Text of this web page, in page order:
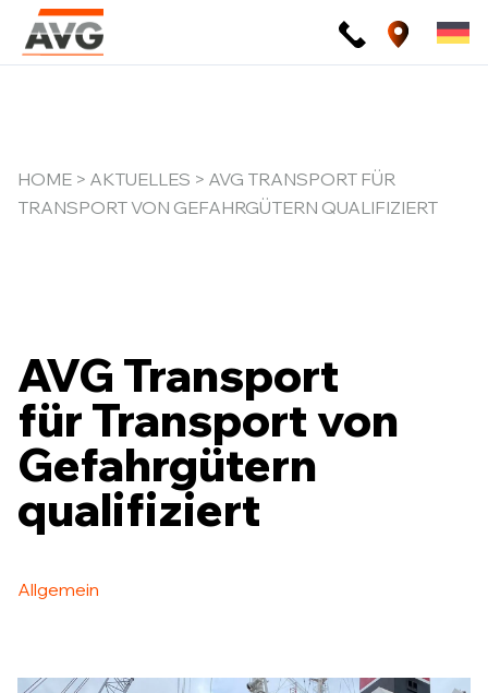
Inhalt
springen
HOME > AKTUELLES > AVG TRANSPORT FÜR
TRANSPORT VON GEFAHRGÜTERN QUALIFIZIERT
AVG Transport
für Transport von
Gefahrgütern
qualifiziert
Allgemein